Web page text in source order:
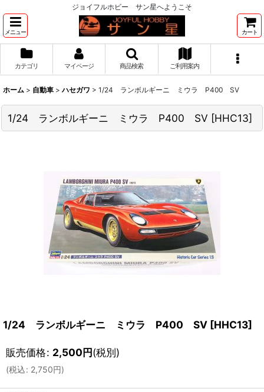
ジョイフルホビー サン星へようこそ
メニュー カート
カテゴリ マイページ 商品検索 ご利用案内
ホーム > 自動車 > ハセガワ > 1/24 ランボルギーニ ミウラ P400 SV
1/24 ランボルギーニ ミウラ P400 SV [HHC13]
1/24 ランボルギーニ ミウラ P400 SV [HHC13]
販売価格: 2,500円(税別)
(税込: 2,750円)